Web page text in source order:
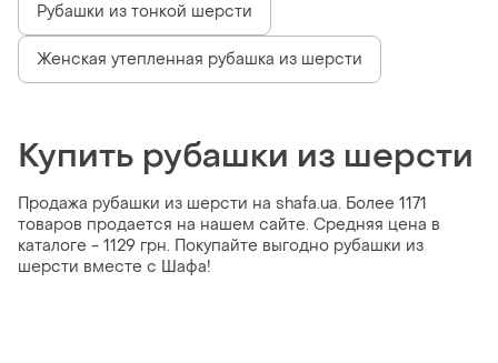
Рубашки из тонкой шерсти
Женская утепленная рубашка из шерсти
Купить рубашки из шерсти
Продажа рубашки из шерсти на shafa.ua. Более 1171
товаров продается на нашем сайте. Средняя цена в
каталоге - 1129 грн. Покупайте выгодно рубашки из
шерсти вместе с Шафа!